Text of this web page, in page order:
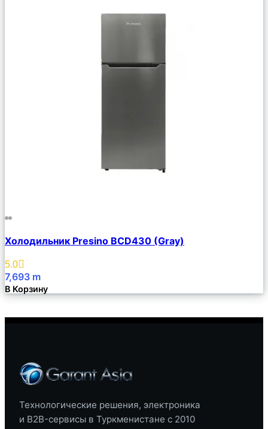
Описание
Избранное
Холодильник Presino BCD430 (Gray)
5.0
7,693 m
В Корзину
Технологические решения, электроника
и B2B-сервисы в Туркменистане с 2010